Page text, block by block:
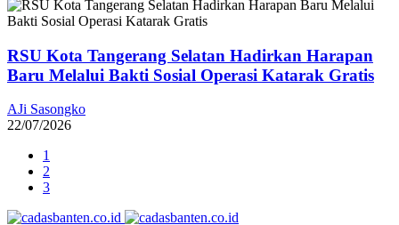
RSU Kota Tangerang Selatan Hadirkan Harapan
Baru Melalui Bakti Sosial Operasi Katarak Gratis
AJi Sasongko
22/07/2026
1
2
3